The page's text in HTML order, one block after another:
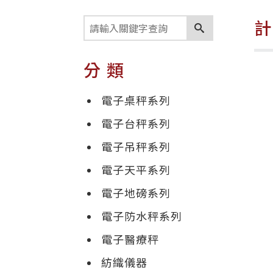
分類
電子桌秤系列
電子台秤系列
電子吊秤系列
電子天平系列
電子地磅系列
電子防水秤系列
電子醫療秤
紡織儀器